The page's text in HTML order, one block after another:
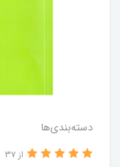
دسته‌بندی‌ها
از 37